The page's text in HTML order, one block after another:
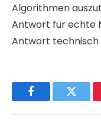
Algorithmen
Antwort für echte
Antwort technisch
FacebookTwitter